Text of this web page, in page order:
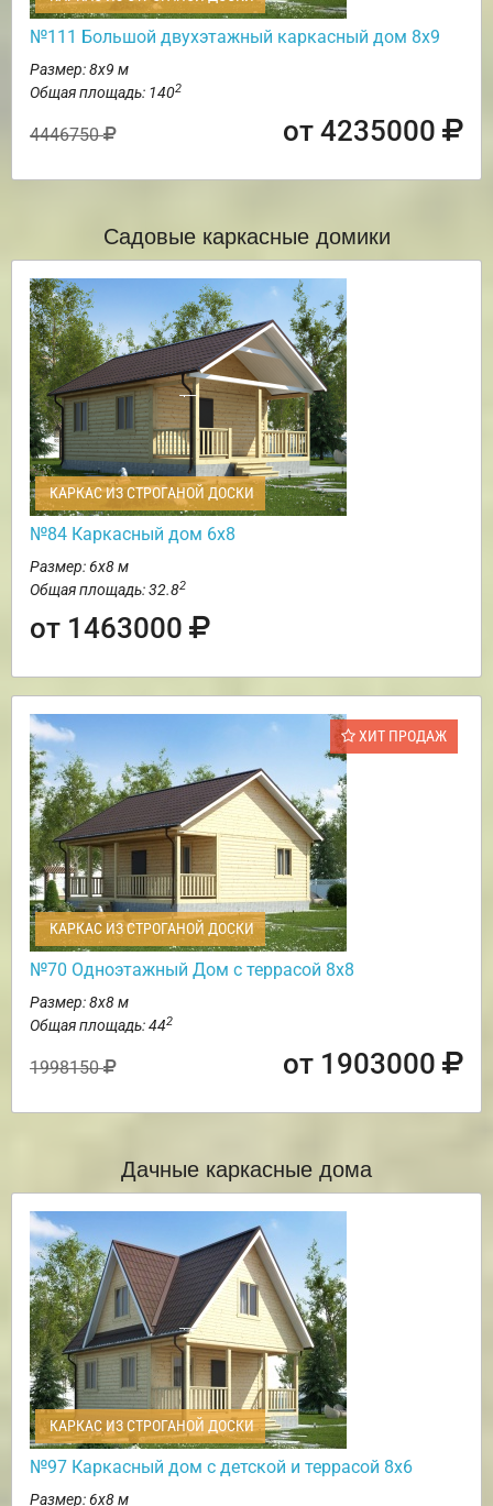
№111 Большой двухэтажный каркасный дом 8х9
Размер: 8х9 м
Общая площадь: 1402
4446750 от 4235000
Садовые каркасные домики
КАРКАС ИЗ СТРОГАНОЙ ДОСКИ
№84 Каркасный дом 6х8
Размер: 6х8 м
Общая площадь: 32.82
от 1463000
ХИТ ПРОДАЖ
КАРКАС ИЗ СТРОГАНОЙ ДОСКИ
№70 Одноэтажный Дом с террасой 8х8
Размер: 8х8 м
Общая площадь: 442
1998150 от 1903000
Дачные каркасные дома
КАРКАС ИЗ СТРОГАНОЙ ДОСКИ
№97 Каркасный дом с детской и террасой 8х6
Размер: 6х8 м